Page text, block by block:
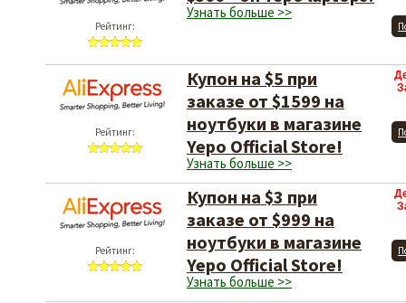
Рейтинг:
Узнать больше >>
Рейтинг:
Купон на $5 при
заказе от $1599 на
ноутбуки в магазине
Yepo Official Store!
Узнать больше >>
Рейтинг:
Купон на $3 при
заказе от $999 на
ноутбуки в магазине
Yepo Official Store!
Узнать больше >>